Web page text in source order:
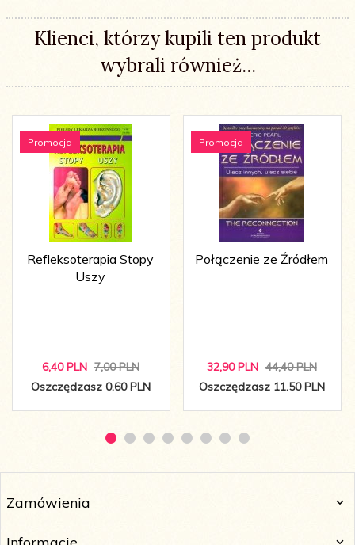
Klienci, którzy kupili ten produkt
wybrali również...
Promocja
Refleksoterapia Stopy
Uszy
6,40 PLN 7,00 PLN
Oszczędzasz 0.60 PLN
Promocja
Połączenie ze Źródłem
32,90 PLN 44,40 PLN
Oszczędzasz 11.50 PLN
Zamówienia